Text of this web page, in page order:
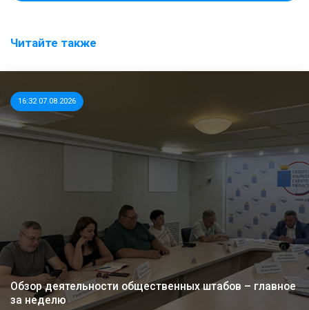
Читайте также
16:32 07.08.2026
Обзор деятельности общественных штабов – главное
за неделю